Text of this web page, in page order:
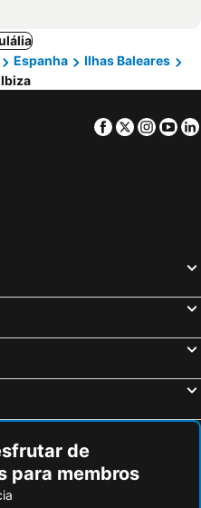
Espanha
Ilhas Baleares
Facebook
Twitter
de
para membros